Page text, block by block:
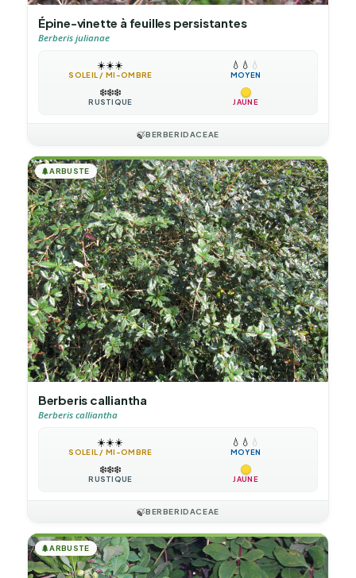
Épine-vinette à feuilles persistantes
Berberis julianae
☀️☀️☀️
SOLEIL / MI-OMBRE
💧 💧 💧
MOYEN
❄️❄️❄️
RUSTIQUE JAUNE
🍃BERBERIDACEAE
🌲ARBUSTE
Berberis calliantha
Berberis calliantha
☀️☀️☀️
SOLEIL / MI-OMBRE
💧 💧 💧
MOYEN
❄️❄️❄️
RUSTIQUE JAUNE
🍃BERBERIDACEAE
🌲ARBUSTE